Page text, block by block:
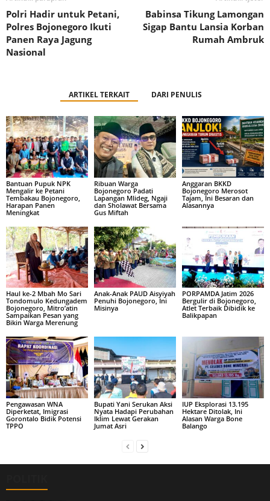
Polri Hadir untuk Petani,
Polres Bojonegoro Ikuti
Panen Raya Jagung
Nasional
Babinsa Tikung Lamongan
Sigap Bantu Lansia Korban
Rumah Ambruk
ARTIKEL TERKAIT DARI PENULIS
Bantuan Pupuk NPK
Mengalir ke Petani
Tembakau Bojonegoro,
Harapan Panen
Meningkat
Ribuan Warga
Bojonegoro Padati
Lapangan Mlideg, Ngaji
dan Sholawat Bersama
Gus Miftah
Anggaran BKKD
Bojonegoro Merosot
Tajam, Ini Besaran dan
Alasannya
Haul ke-2 Mbah Mo Sari
Tondomulo Kedungadem
Bojonegoro, Mitro’atin
Sampaikan Pesan yang
Bikin Warga Merenung
Anak-Anak PAUD Aisyiyah
Penuhi Bojonegoro, Ini
Misinya
PORPAMDA Jatim 2026
Bergulir di Bojonegoro,
Atlet Terbaik Dibidik ke
Balikpapan
Pengawasan WNA
Diperketat, Imigrasi
Gorontalo Bidik Potensi
TPPO
Bupati Yani Serukan Aksi
Nyata Hadapi Perubahan
Iklim Lewat Gerakan
Jumat Asri
IUP Eksplorasi 13.195
Hektare Ditolak, Ini
Alasan Warga Bone
Balango